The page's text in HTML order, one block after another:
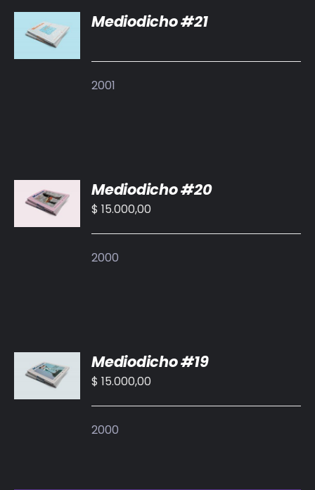
DETALLES
Mediodicho #21
2001
AL
CARRITO
/
Mediodicho #20
$ 15.000,00
2000
AL
CARRITO
/
Mediodicho #19
$ 15.000,00
2000